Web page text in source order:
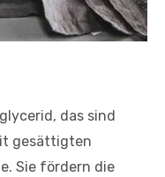
das sind
gesättigten
Sie fördern die